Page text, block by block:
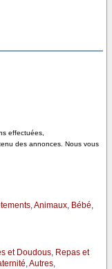
effectuées,
des annonces. Nous vous
,Animaux, Bébé,
et Doudous, Repas et
,Autres,